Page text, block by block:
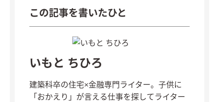
この記事を書いたひと
いもと ちひろ
建築科卒の住宅×金融専門ライター。子供に
「おかえり」が言える仕事を探してライター